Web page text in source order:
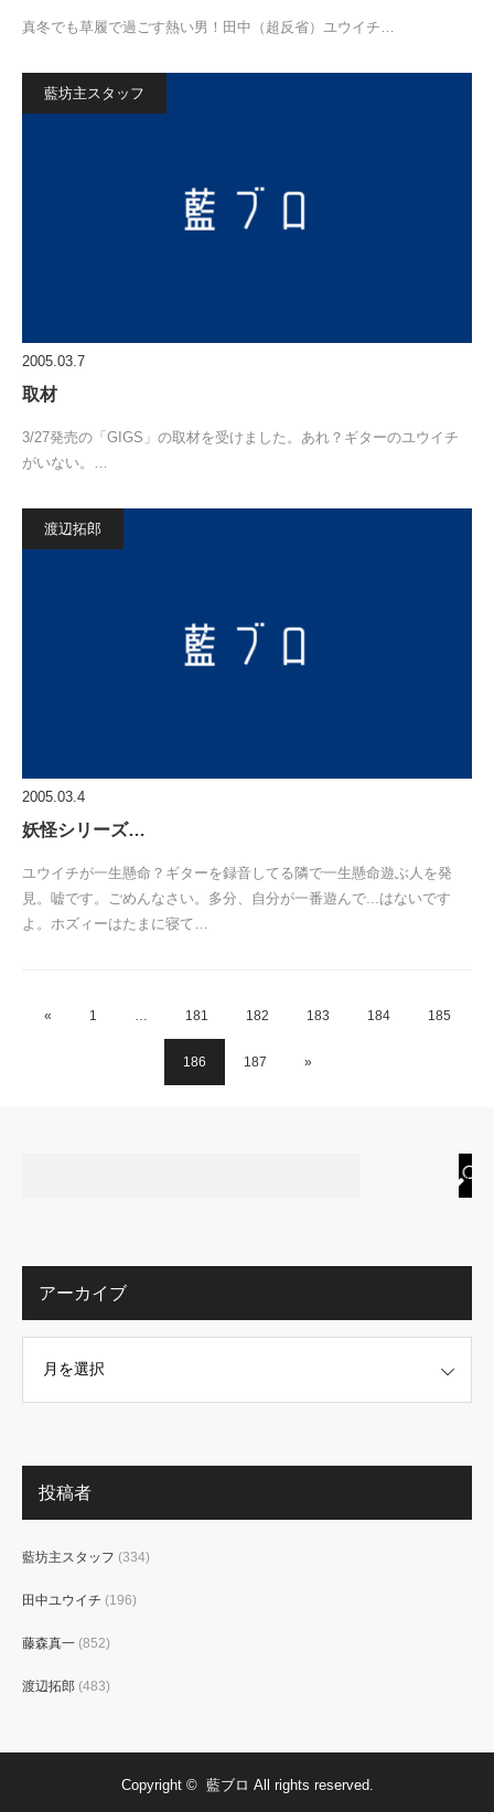
真冬でも草履で過ごす熱い男！田中（超反省）ユウイチ…
藍坊主スタッフ
2005.03.7
取材
3/27発売の「GIGS」の取材を受けました。あれ？ギターのユウイチ
がいない。…
渡辺拓郎
2005.03.4
妖怪シリーズ…
ユウイチが一生懸命？ギターを録音してる隣で一生懸命遊ぶ人を発
見。嘘です。ごめんなさい。多分、自分が一番遊んで...はないです
よ。ホズィーはたまに寝て…
« 1 … 181 182 183 184 185
186 187 »
アーカイブ
投稿者
藍坊主スタッフ (334)
田中ユウイチ (196)
藤森真一 (852)
渡辺拓郎 (483)
Copyright © 藍ブロ All rights reserved.